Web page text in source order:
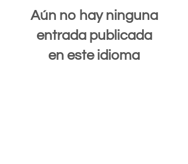
Aún no hay ninguna
entrada publicada
en este idioma